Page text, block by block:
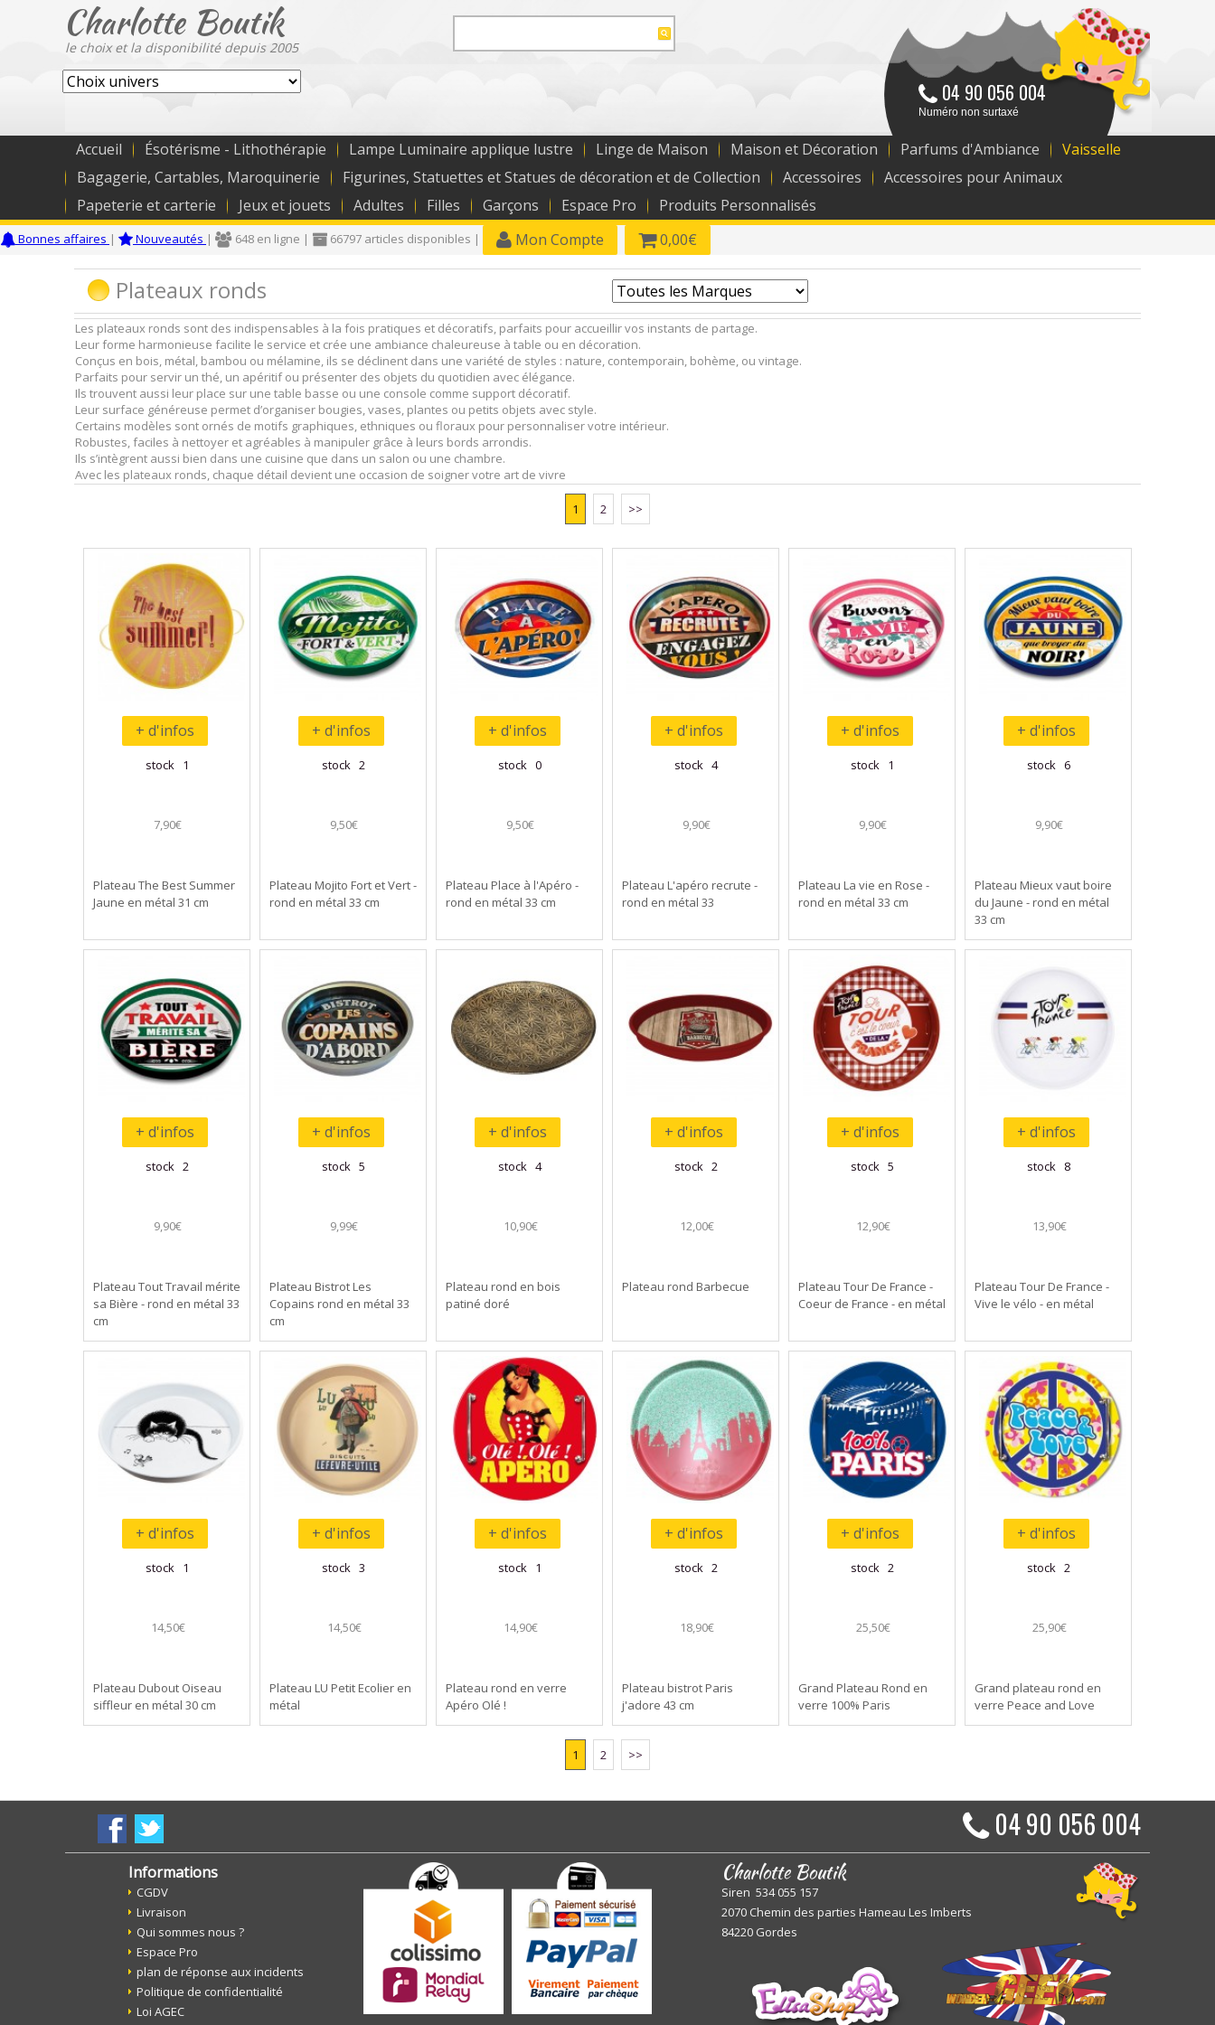
04 90 056 004
Numéro non surtaxé
Charlotte Boutik
le choix et la disponibilité depuis 2005
Accueil Ésotérisme - Lithothérapie Lampe Luminaire applique lustre Linge de Maison Maison et Décoration Parfums d'Ambiance
Vaisselle
Bagagerie, Cartables, Maroquinerie
Figurines, Statuettes et Statues de décoration et de Collection Accessoires
Accessoires pour Animaux
Papeterie et carterie
Jeux et jouets Adultes Filles Garçons Espace Pro Produits Personnalisés
Bonnes affaires | Nouveautés | 648 en ligne | 66797 articles disponibles | Mon Compte 0,00€
Plateaux ronds
Les plateaux ronds sont des indispensables à la fois pratiques et décoratifs, parfaits pour accueillir vos instants de partage.
Leur forme harmonieuse facilite le service et crée une ambiance chaleureuse à table ou en décoration.
Conçus en bois, métal, bambou ou mélamine, ils se déclinent dans une variété de styles : nature, contemporain, bohème, ou vintage.
Parfaits pour servir un thé, un apéritif ou présenter des objets du quotidien avec élégance.
Ils trouvent aussi leur place sur une table basse ou une console comme support décoratif.
Leur surface généreuse permet d’organiser bougies, vases, plantes ou petits objets avec style.
Certains modèles sont ornés de motifs graphiques, ethniques ou floraux pour personnaliser votre intérieur.
Robustes, faciles à nettoyer et agréables à manipuler grâce à leurs bords arrondis.
Ils s’intègrent aussi bien dans une cuisine que dans un salon ou une chambre.
Avec les plateaux ronds, chaque détail devient une occasion de soigner votre art de vivre
1 2 >>
+ d'infos
stock 1
7,90€
Plateau The Best Summer
Jaune en métal 31 cm
+ d'infos
stock 2
9,50€
Plateau Mojito Fort et Vert -
rond en métal 33 cm
+ d'infos
stock 0
9,50€
Plateau Place à l'Apéro -
rond en métal 33 cm
+ d'infos
stock 4
9,90€
Plateau L'apéro recrute -
rond en métal 33
+ d'infos
stock 1
9,90€
Plateau La vie en Rose -
rond en métal 33 cm
+ d'infos
stock 6
9,90€
Plateau Mieux vaut boire
du Jaune - rond en métal
33 cm
+ d'infos
stock 2
9,90€
Plateau Tout Travail mérite
sa Bière - rond en métal 33
cm
+ d'infos
stock 5
9,99€
Plateau Bistrot Les
Copains rond en métal 33
cm
+ d'infos
stock 4
10,90€
Plateau rond en bois
patiné doré
+ d'infos
stock 2
12,00€
Plateau rond Barbecue
+ d'infos
stock 5
12,90€
Plateau Tour De France -
Coeur de France - en métal
+ d'infos
stock 8
13,90€
Plateau Tour De France -
Vive le vélo - en métal
+ d'infos
stock 1
14,50€
Plateau Dubout Oiseau
siffleur en métal 30 cm
+ d'infos
stock 3
14,50€
Plateau LU Petit Ecolier en
métal
+ d'infos
stock 1
14,90€
Plateau rond en verre
Apéro Olé !
+ d'infos
stock 2
18,90€
Plateau bistrot Paris
j'adore 43 cm
+ d'infos
stock 2
25,50€
Grand Plateau Rond en
verre 100% Paris
+ d'infos
stock 2
25,90€
Grand plateau rond en
verre Peace and Love
1 2 >>
04 90 056 004
Informations
CGDV
Livraison
Qui sommes nous ?
Espace Pro
plan de réponse aux incidents
Politique de confidentialité
Loi AGEC
Charlotte Boutik
Siren 534 055 157
2070 Chemin des parties Hameau Les Imberts
84220 Gordes